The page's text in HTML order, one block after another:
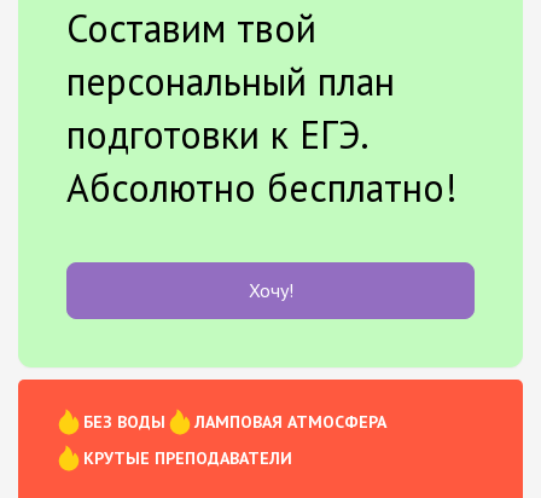
Составим твой
персональный план
подготовки к ЕГЭ.
Абсолютно бесплатно!
Хочу!
БЕЗ ВОДЫ
ЛАМПОВАЯ АТМОСФЕРА
КРУТЫЕ ПРЕПОДАВАТЕЛИ